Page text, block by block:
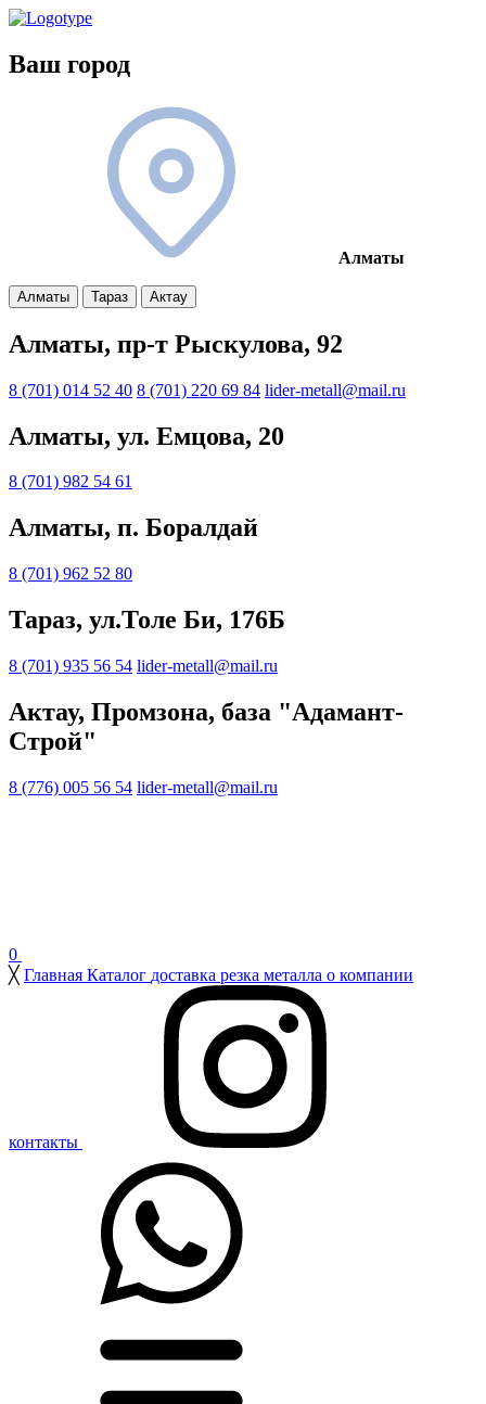
Ваш город
Алматы
Алматы Тараз Актау
Алматы, пр-т Рыскулова, 92
8 (701) 014 52 40 8 (701) 220 69 84 lider-metall@mail.ru
Алматы, ул. Емцова, 20
8 (701) 982 54 61
Алматы, п. Боралдай
8 (701) 962 52 80
Тараз, ул.Толе Би, 176Б
8 (701) 935 56 54 lider-metall@mail.ru
Актау, Промзона, база "Адамант-
Строй"
8 (776) 005 56 54 lider-metall@mail.ru
0
╳ Главная Каталог доставка резка металла о компании
контакты